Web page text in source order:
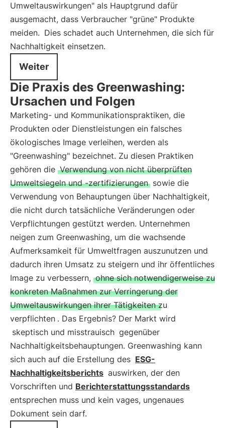
Umweltauswirkungen" als Hauptgrund dafür
ausgemacht, dass Verbraucher "grüne" Produkte
meiden. Dies schadet auch Unternehmen, die sich für
Nachhaltigkeit einsetzen.
Weiter
Die Praxis des Greenwashing:
Ursachen und Folgen
Marketing- und Kommunikationspraktiken, die
Produkten oder Dienstleistungen ein falsches
ökologisches Image verleihen, werden als
"Greenwashing" bezeichnet. Zu diesen Praktiken
gehören die Verwendung von nicht überprüften
Umweltsiegeln und -zertifizierungen sowie die
Verwendung von Behauptungen über Nachhaltigkeit,
die nicht durch tatsächliche Veränderungen oder
Verpflichtungen gestützt werden. Unternehmen
neigen zum Greenwashing, um die wachsende
Aufmerksamkeit für Umweltfragen auszunutzen und
dadurch ihren Umsatz zu steigern und ihr öffentliches
Image zu verbessern, ohne sich notwendigerweise zu
konkreten Maßnahmen zur Verringerung der
Umweltauswirkungen ihrer Tätigkeiten zu
verpflichten . Das Ergebnis? Der Markt wird
skeptisch und misstrauisch gegenüber
Nachhaltigkeitsbehauptungen. Greenwashing kann
sich auch auf die Erstellung des ESG-
Nachhaltigkeitsberichts auswirken, der den
Vorschriften und Berichterstattungsstandards
entsprechen muss und kein vages, ungenaues
Dokument sein darf.